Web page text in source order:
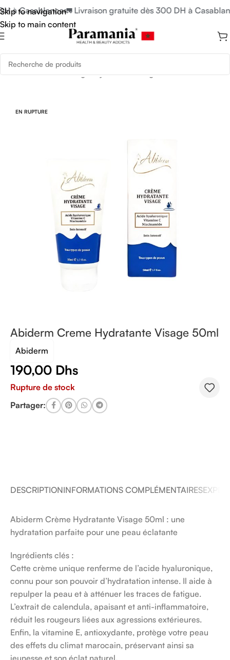
Skip to navigation
Skip to main content
à Casablanca🚛 Livraison gratuite dès 300 DH à
Accueil/Soins du Visage/Hydratant Visage
EN RUPTURE
Abiderm Creme Hydratante Visage 50ml
Abiderm
190,00 Dhs
Rupture de stock
Partager:
DESCRIPTIONINFORMATIONS COMPLÉMENTAIRES
Abiderm Crème Hydratante Visage 50ml : une
hydratation parfaite pour une peau éclatante
Ingrédients clés :
Cette crème unique renferme de l’acide hyaluronique,
connu pour son pouvoir d’hydratation intense. Il aide à
repulper la peau et à atténuer les traces de fatigue.
L’extrait de calendula, apaisant et anti-inflammatoire,
réduit les rougeurs liées aux agressions extérieures.
Enfin, la vitamine E, antioxydante, protège votre peau
des effets du climat marocain, préservant ainsi sa
jeunesse et son éclat naturel.